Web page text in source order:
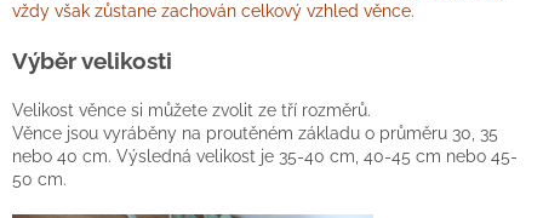
vždy však zůstane zachován celkový vzhled věnce.
Výběr velikosti
Velikost věnce si můžete zvolit ze tří rozměrů.
Věnce jsou vyráběny na proutěném základu o průměru 30, 35
nebo 40 cm. Výsledná velikost je 35-40 cm, 40-45 cm nebo 45-
50 cm.